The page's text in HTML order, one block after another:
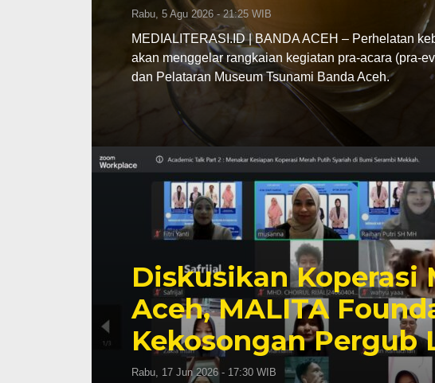
Rabu, 5 Agu 2026 - 21:25 WIB
MEDIALITERASI.ID | BANDA ACEH – Perhelatan
akan menggelar rangkaian kegiatan pra-acara (pra-
dan Pelataran Museum Tsunami Banda Aceh.
Diskusikan Koperasi
Aceh, MALITA
Kekosongan Pergub
Rabu, 17 Jun 2026 - 17:30 WIB